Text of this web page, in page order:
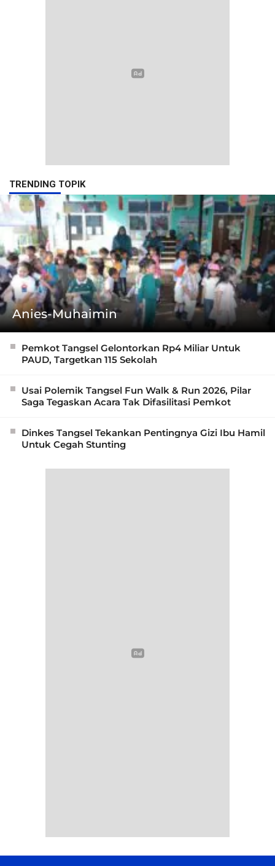
TRENDING TOPIK
Anies-Muhaimin
Pemkot Tangsel Gelontorkan Rp4 Miliar Untuk
PAUD, Targetkan 115 Sekolah
Usai Polemik Tangsel Fun Walk & Run 2026, Pilar
Saga Tegaskan Acara Tak Difasilitasi Pemkot
Dinkes Tangsel Tekankan Pentingnya Gizi Ibu Hamil
Untuk Cegah Stunting